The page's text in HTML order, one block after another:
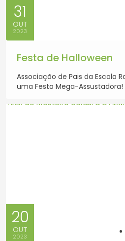
31
OUT
2023
Festa de Halloween
Associação de Pais da Escola
uma Festa Mega-Assustadora!
20
OUT
2023